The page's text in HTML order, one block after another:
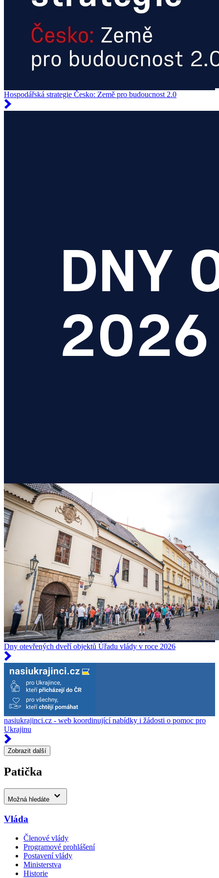
Hospodářská strategie Česko: Země pro budoucnost 2.0
Dny otevřených dveří objektů Úřadu vlády v roce 2026
nasiukrajinci.cz - web koordinující nabídky i žádosti o pomoc pro
Ukrajinu
Zobrazit další
Patička
Možná hledáte
Vláda
Členové vlády
Programové prohlášení
Postavení vlády
Ministerstva
Historie